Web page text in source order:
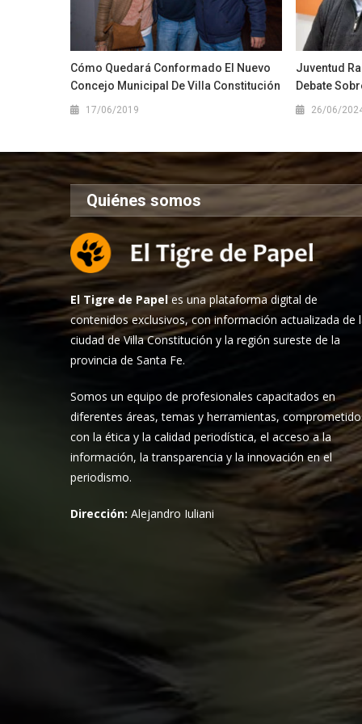
Cómo Quedará Conformado El Nuevo
Concejo Municipal De Villa Constitución
17/06/2019
Juventud
Debate
26/06/
Quiénes somos
El Tigre de Papel es una plataforma digital de
contenidos exclusivos, con información actualizada de
ciudad de Villa Constitución y la región sureste de la
provincia de Santa Fe.
Somos un equipo de profesionales capacitados en
diferentes áreas, temas y herramientas,
con la ética y la calidad periodística, el acceso a la
información, la transparencia y la innovación en el
periodismo.
Dirección:Alejandro Iuliani